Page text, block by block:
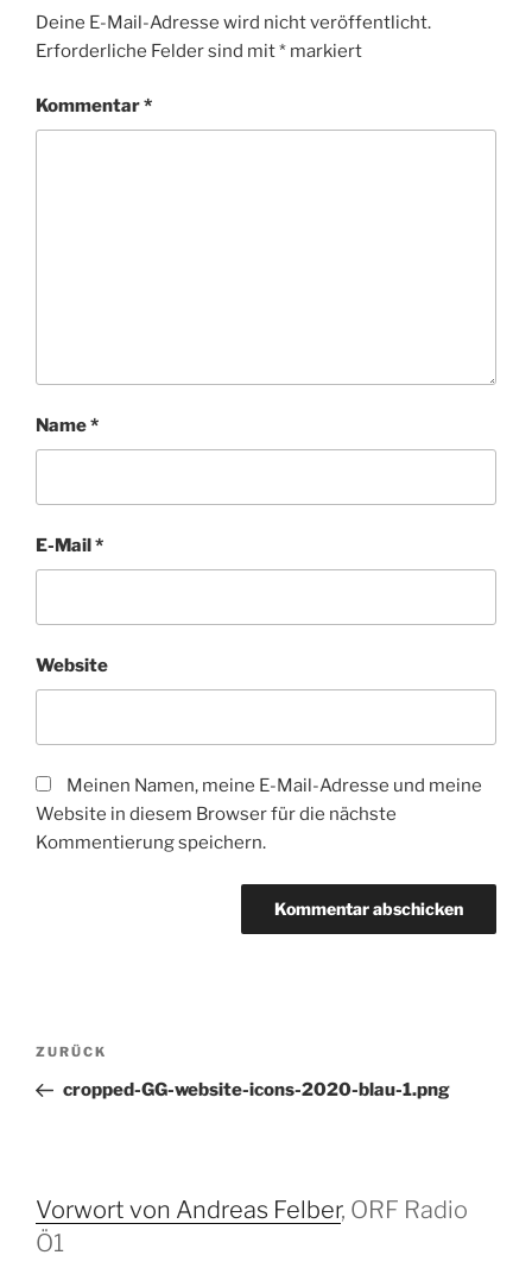
Deine E-Mail-Adresse wird nicht veröffentlicht.
Erforderliche Felder sind mit* markiert
Kommentar*
Name*
E-Mail *
Website
Meinen Namen, meine E-Mail-Adresse und meine
Website in diesem Browser für die nächste
Kommentierung speichern.
Beitrags-
Vorheriger
Beitrag
ZURÜCK
cropped-GG-website-icons-2020-blau-1.png
Vorwort von Andreas Felber, ORF Radio
Ö1